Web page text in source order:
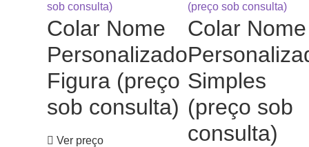
Colar Nome
Personalizado
Figura (preço
sob consulta)
Ver preço
Colar Nome
Simples
(preço sob
consulta)